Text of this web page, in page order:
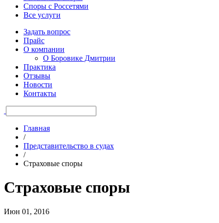
Споры с Россетями
Все услуги
Задать вопрос
Прайс
О компании
О Боровике Дмитрии
Практика
Отзывы
Новости
Контакты
Главная
/
Представительство в судах
/
Страховые споры
Страховые споры
Июн 01, 2016